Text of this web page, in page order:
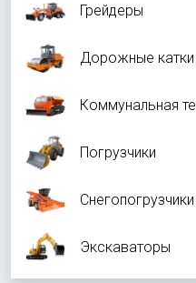
Грейдеры
Дорожные катки
Коммунальная
Погрузчики
Снегопогрузчики
Экскаваторы